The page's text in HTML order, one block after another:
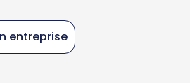
entreprise